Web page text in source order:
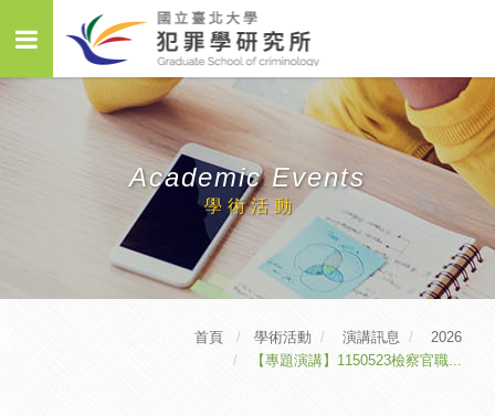
Academic Events
學術活動
首頁 學術活動 演講訊息
2026
【專題演講】1150523檢察官職...